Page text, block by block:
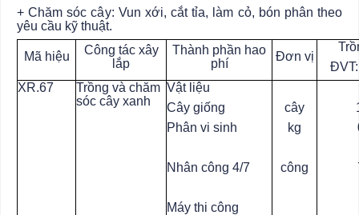
+ Chăm sóc cây: Vun xới, cắt tỉa, làm cỏ, bón phân theo
yêu cầu kỹ thuật.
Mã hiệu
Công tác xây
lắp
Thành phần hao
phí
Đơn vị
XR.67
Trồng và chăm
sóc cây xanh
Vật liệu
Cây giống
Phân vi sinh
Nhân công 4/7
Máy thi công
cây
kg
công